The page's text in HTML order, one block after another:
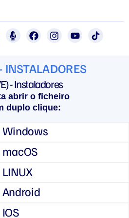
INSTALADORES
- Instaladores
abrir o ficheiro
duplo clique:
Windows